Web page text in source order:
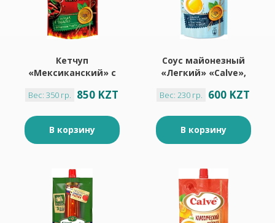
Кетчуп
«Мексиканский» с
«Calve», 350 г
Вес: 350 гр. 850 KZT
В корзину
Соус майонезный
«Легкий» «Calve»,
Вес: 230 гр. 600 KZT
В корзину